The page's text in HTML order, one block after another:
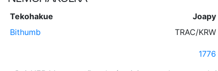
Tekohakue Joapy
Bithumb
TRAC/KRW
1776